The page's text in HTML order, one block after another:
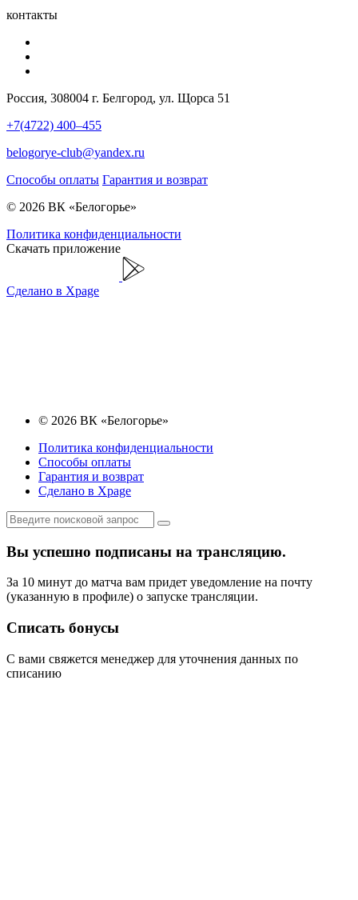
контакты
Россия, 308004 г. Белгород, ул. Щорса 51
+7(4722) 400–455
belogorye-club@yandex.ru
Способы оплаты Гарантия и возврат
© 2026 ВК «Белогорье»
Политика конфиденциальности
Скачать приложение
Сделано в Xpage
© 2026 ВК «Белогорье»
Политика конфиденциальности
Способы оплаты
Гарантия и возврат
Сделано в Xpage
Вы успешно подписаны на трансляцию.
За 10 минут до матча вам придет уведомление на почту
(указанную в профиле) о запуске трансляции.
Списать бонусы
С вами свяжется менеджер для уточнения данных по
списанию